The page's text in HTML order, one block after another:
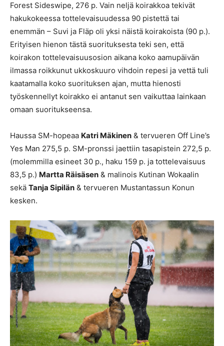
Forest Sideswipe, 276 p. Vain neljä koirakkoa tekivät
hakukokeessa tottelevaisuudessa 90 pistettä tai
enemmän – Suvi ja Fläp oli yksi näistä koirakoista (90 p.).
Erityisen hienon tästä suorituksesta teki sen, että
koirakon tottelevaisuusosion aikana koko aamupäivän
ilmassa roikkunut ukkoskuuro vihdoin repesi ja vettä tuli
kaatamalla koko suorituksen ajan, mutta hienosti
työskennellyt koirakko ei antanut sen vaikuttaa lainkaan
omaan suoritukseensa.
Haussa SM-hopeaa Katri Mäkinen & tervueren Off Line’s
Yes Man 275,5 p. SM-pronssi jaettiin tasapistein 272,5 p.
(molemmilla esineet 30 p., haku 159 p. ja tottelevaisuus
83,5 p.) Martta Räisäsen & malinois Kutinan Wokaalin
sekä Tanja Sipilän & tervueren Mustantassun Konun
kesken.